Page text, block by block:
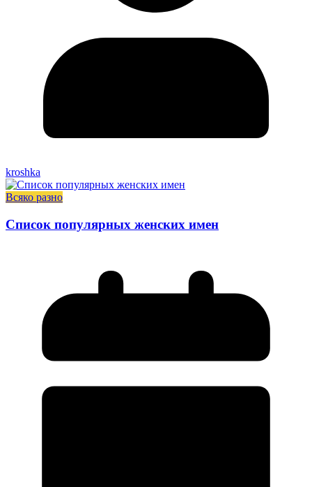
kroshka
Всяко разно
Список популярных женских имен